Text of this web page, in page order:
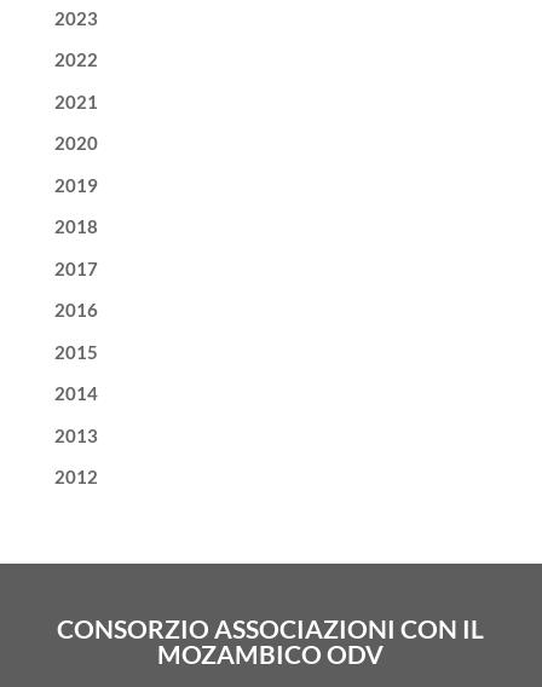
2023
2022
2021
2020
2019
2018
2017
2016
2015
2014
2013
2012
CONSORZIO ASSOCIAZIONI CON IL
MOZAMBICO ODV